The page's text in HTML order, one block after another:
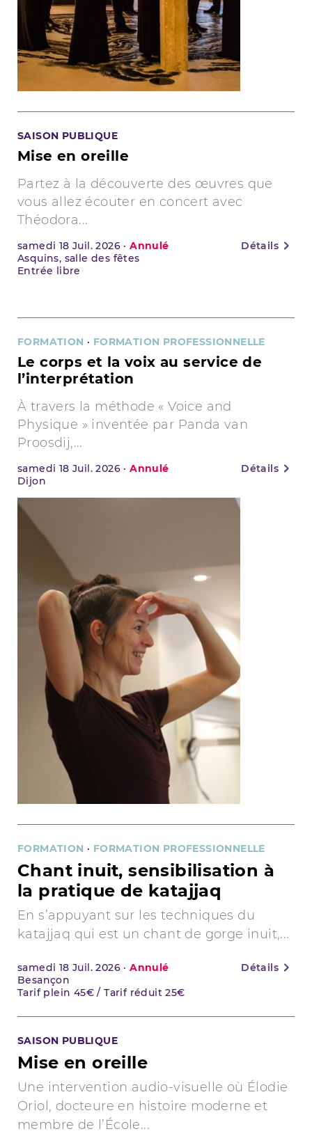
SAISON PUBLIQUE
Mise en oreille
Partez à la découverte des œuvres que
vous allez écouter en concert avec
Théodora...
samedi 18 Juil. 2026 ·Annulé
Asquins, salle des fêtes
Entrée libre
Détails
FORMATION · FORMATION PROFESSIONNELLE
Le corps et la voix au service de
l’interprétation
À travers la méthode « Voice and
Physique » inventée par Panda van
Proosdij,...
samedi 18 Juil. 2026 ·Annulé
Dijon
Détails
FORMATION · FORMATION PROFESSIONNELLE
Chant inuit, sensibilisation à
la pratique de katajjaq
En s’appuyant sur les techniques du
katajjaq qui est un chant de gorge inuit,...
samedi 18 Juil. 2026 ·Annulé
Besançon
Tarif plein 45€ / Tarif réduit 25€
Détails
SAISON PUBLIQUE
Mise en oreille
Une intervention audio-visuelle où Élodie
Oriol, docteure en histoire moderne et
membre de l’École...